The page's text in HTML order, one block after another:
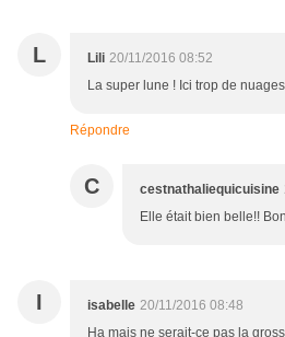
L Lili 20/11/2016 08:52
La super lune ! Ici trop de
Répondre
C cestnathaliequicuisine
Elle était bien belle!!
I isabelle 20/11/2016 08:48
Ha mais ne serait-ce pas la